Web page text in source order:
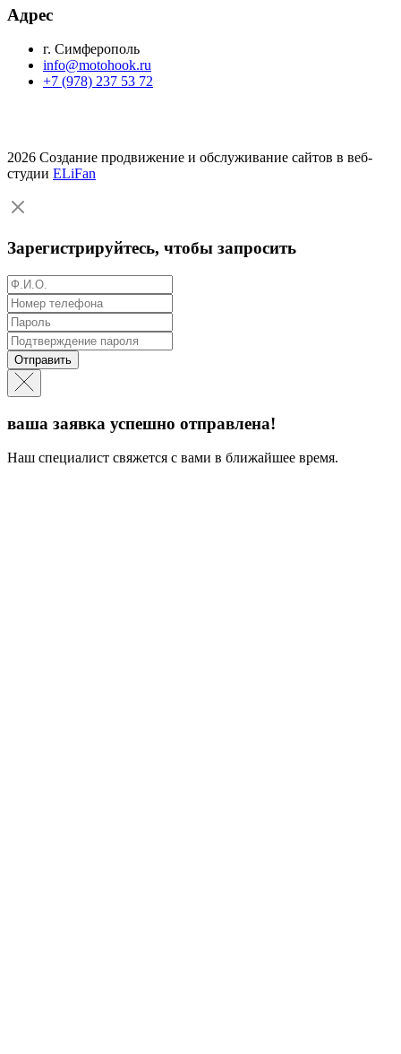
Адрес
г. Симферополь
info@motohook.ru
+7 (978) 237 53 72
2026 Создание продвижение и обслуживание сайтов в веб-
студии ELiFan
Зарегистрируйтесь, чтобы запросить
Отправить
ваша заявка успешно отправлена!
Наш специалист свяжется с вами в ближайшее время.